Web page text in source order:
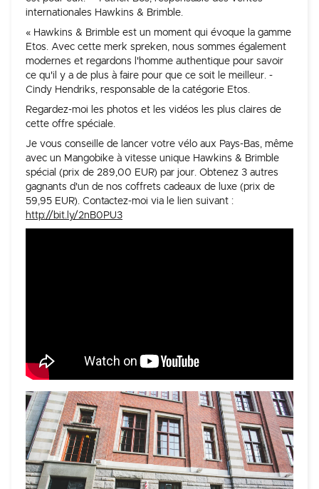
internationales Hawkins & Brimble.
« Hawkins & Brimble est un moment qui évoque la gamme
Etos. Avec cette merk spreken, nous sommes également
modernes et regardons l'homme authentique pour savoir
ce qu'il y a de plus à faire pour que ce soit le meilleur. -
Cindy Hendriks, responsable de la catégorie Etos.
Regardez-moi les photos et les vidéos les plus claires de
cette offre spéciale.
Je vous conseille de lancer votre vélo aux Pays-Bas, même
avec un Mangobike à vitesse unique Hawkins & Brimble
spécial (prix de 289,00 EUR) par jour. Obtenez 3 autres
gagnants d'un de nos coffrets cadeaux de luxe (prix de
59,95 EUR). Contactez-moi via le lien suivant :
http://bit.ly/2nB0PU3